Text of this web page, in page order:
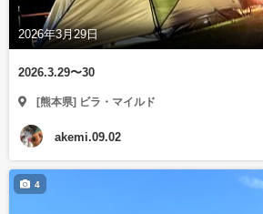
2026年3月29日
2026.3.29〜30
[熊本県] ビラ・マイルド
akemi.09.02
4